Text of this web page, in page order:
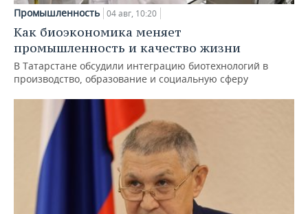
Промышленность 04 авг, 10:20
Как биоэкономика меняет
промышленность и качество жизни
В Татарстане обсудили интеграцию биотехнологий в
производство, образование и социальную сферу